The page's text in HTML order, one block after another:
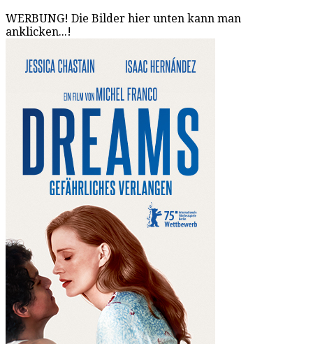
WERBUNG! Die Bilder hier unten kann man
anklicken...!